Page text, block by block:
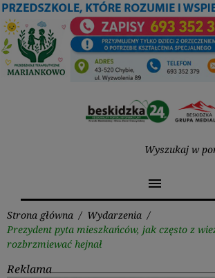
Przejdź
do
treści
menu
Strona główna / Wydarzenia /
Prezydent pyta mieszkańców, jak często z
rozbrzmiewać hejnał
Reklama